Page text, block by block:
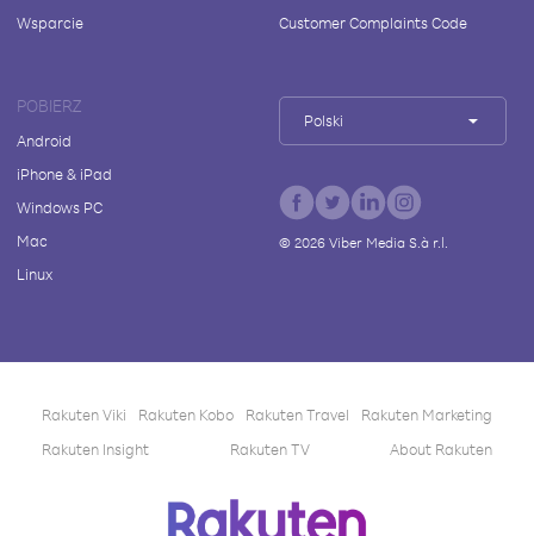
Wsparcie
Customer Complaints Code
POBIERZ
Android
iPhone & iPad
Windows PC
Mac
Linux
Polski
© 2026Viber Media S.à r.l.
Rakuten Viki Rakuten Kobo Rakuten Travel
Rakuten Marketing
Rakuten Insight
Rakuten TV About Rakuten